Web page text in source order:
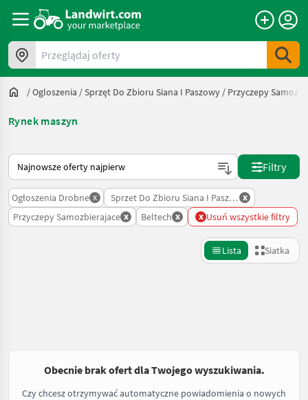
Przeglądaj oferty
/Ogloszenia /Sprzęt Do Zbioru Siana I Paszowy / Przyczepy
Rynek maszyn
Tak sortuje się na Landwirt.com
Filtry
Ogłoszenia Drobne x Sprzet Do Zbioru Siana I Paszowyx
Przyczepy Samozbierajace x Beltech x x Usuń wszystkie filtry
Lista Siatka
Obecnie brak ofert dla Twojego wyszukiwania.
Czy chcesz otrzymywać automatyczne powiadomienia o nowych